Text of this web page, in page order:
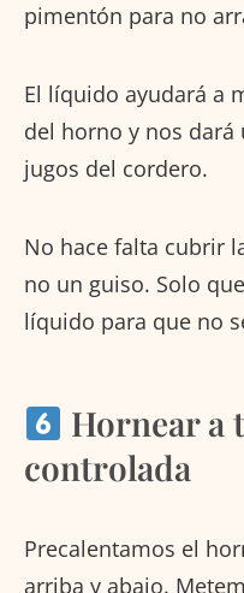
pimentón para no
El líquido ayudará a
del horno y nos dará
jugos del cordero.
No hace falta cubrir
no un guiso. Solo
líquido para que no
Hornear a
controlada
Precalentamos el
arriba y abajo.